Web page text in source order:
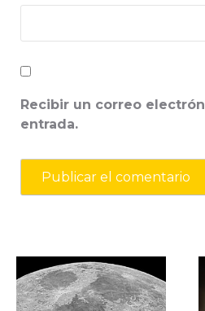
Recibir un correo
entrada.